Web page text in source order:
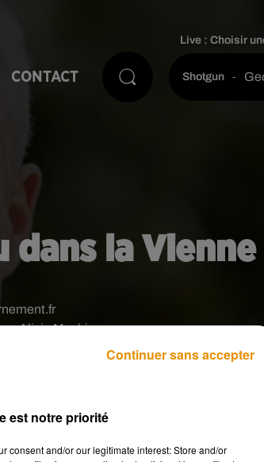
CONTACT
Live :Choisir
Shotgun -
dans la
Alicia Mechin
est notre priorité
consent and/or our legitimate interest: Store and/or
Continuer sans accepter